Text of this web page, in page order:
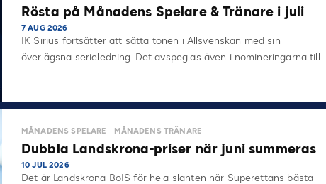
Rösta på Månadens Spelare & Tränare i juli
7 AUG 2026
IK Sirius fortsätter att sätta tonen i Allsvenskan med sin
överlägsna serieledning. Det avspeglas även i nomineringarna till…
MÅNADENS SPELARE MÅNADENS TRÄNARE
Dubbla Landskrona-priser när juni summeras
10 JUL 2026
Det är Landskrona BoIS för hela slanten när Superettans bästa